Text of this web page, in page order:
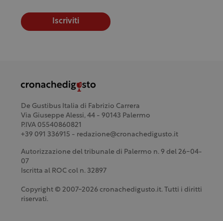
Iscriviti
De Gustibus Italia di Fabrizio Carrera
Via Giuseppe Alessi, 44 - 90143 Palermo
P.IVA 05540860821
+39 091 336915 - redazione@cronachedigusto.it
Autorizzazione del tribunale di Palermo n. 9 del 26-04-
07
Iscritta al ROC col n. 32897
Copyright © 2007-2026 cronachedigusto.it. Tutti i diritti
riservati.